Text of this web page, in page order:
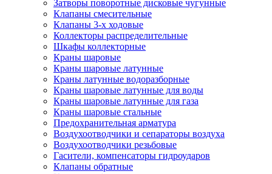
Затворы поворотные дисковые чугунные
Клапаны смесительные
Клапаны 3-х ходовые
Коллекторы распределительные
Шкафы коллекторные
Краны шаровые
Краны шаровые латунные
Краны латунные водоразборные
Краны шаровые латунные для воды
Краны шаровые латунные для газа
Краны шаровые стальные
Предохранительная арматура
Воздухоотводчики и сепараторы воздуха
Воздухоотводчики резьбовые
Гасители, компенсаторы гидроударов
Клапаны обратные